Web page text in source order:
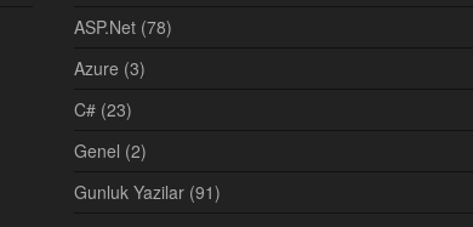
ASP.Net (78)
Azure (3)
C# (23)
Genel (2)
Gunluk Yazilar (91)